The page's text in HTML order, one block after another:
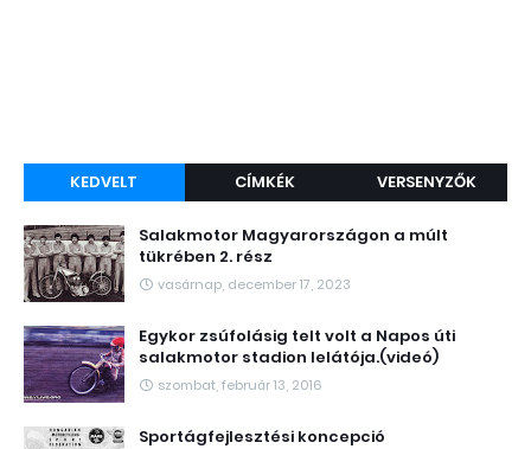
KEDVELT CÍMKÉK VERSENYZŐK
Salakmotor Magyarországon a múlt
tükrében 2. rész
vasárnap, december 17, 2023
Egykor zsúfolásig telt volt a Napos úti
salakmotor stadion lelátója.(videó)
szombat, február 13, 2016
Sportágfejlesztési koncepció